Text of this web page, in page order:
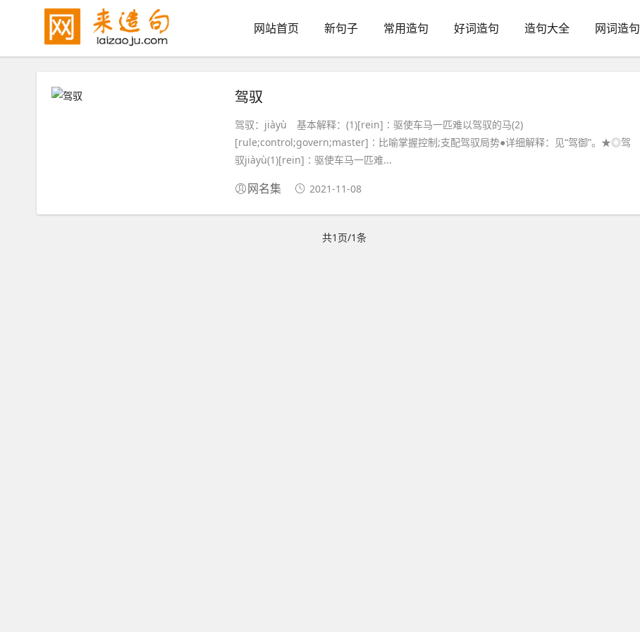
网站首页 新句子 常用造句 好词造句 造句大全 网词造句
驾驭
驾驭：jiàyù 基本解释：(1)[rein]∶驱使车马一匹难以驾驭的马(2)
[rule;control;govern;master]∶比喻掌握控制;支配驾驭局势●详细解释：见“驾御”。★◎驾
驭jiàyù(1)[rein]∶驱使车马一匹难...
网名集 2021-11-08
共1页/1条